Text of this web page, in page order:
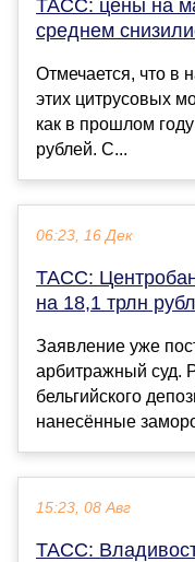
ТАСС: цены на
среднем
Отмечается, что в
этих цитрусовых
как в прошлом
рублей. С...
06:23, 16 Дек
ТАСС:
на 18,1 трлн
Заявление уже
арбитражный суд.
бельгийского
нанесённые
15:23, 08 Авг
ТАСС: